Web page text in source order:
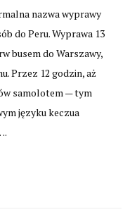
nazwa wyprawy
do Peru. Wyprawa 13
busem do Warszawy,
Przez 12 godzin, aż
samolotem — tym
języku keczua